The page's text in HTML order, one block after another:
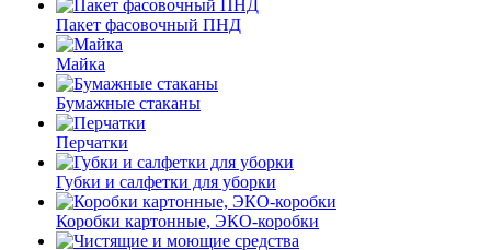
Пакет фасовочный ПНД
Майка
Бумажные стаканы
Перчатки
Губки и салфетки для уборки
Коробки картонные, ЭКО-коробки